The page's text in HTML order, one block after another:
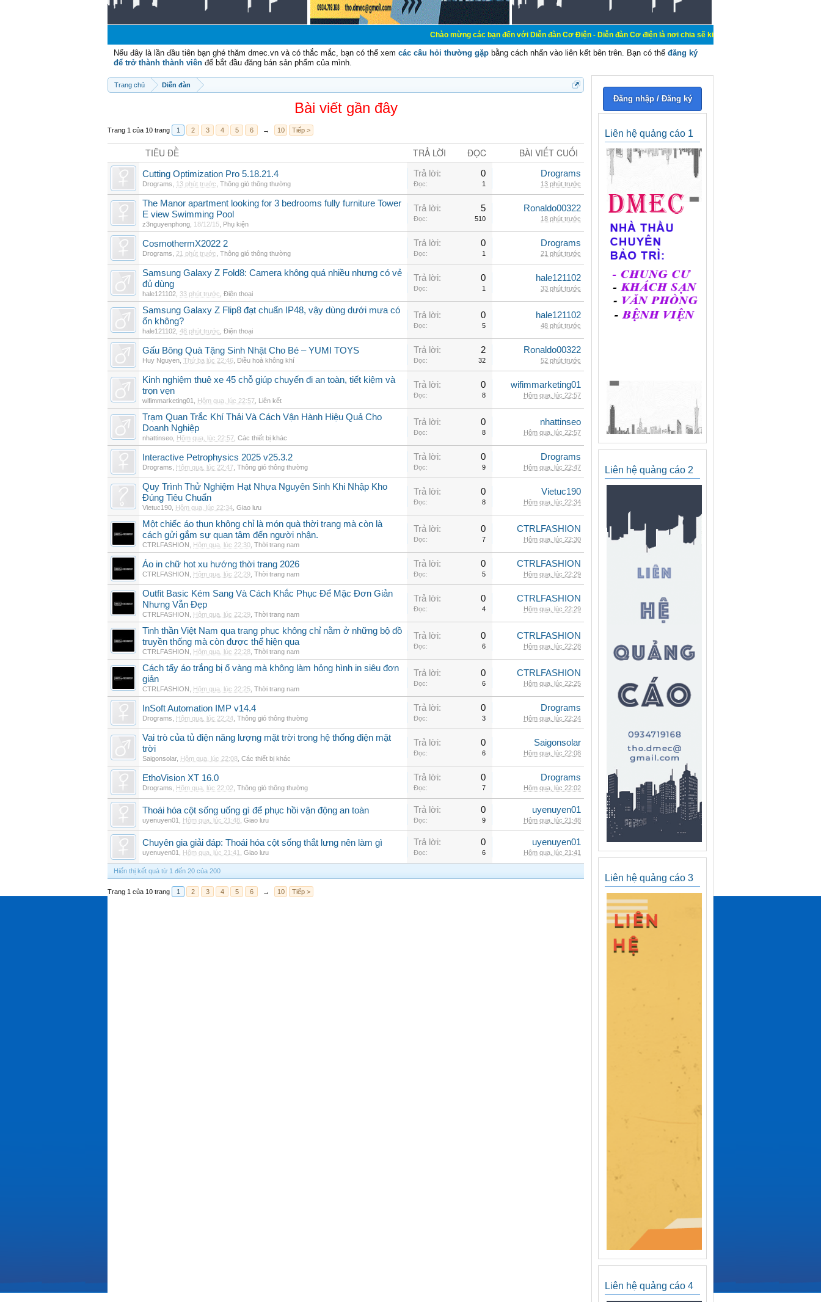
Chào mừng các bạn đến với Diễn đàn Cơ Điện - Diễn đàn Cơ điện là nơi chia sẽ kiến thức kinh nghiệm trong lãnh vực cơ
Nếu đây là lần đầu tiên bạn ghé thăm dmec.vn và có thắc mắc, bạn có thể xem các câu hỏi thường gặp bằng cách nhấn vào liên kết bên trên. Bạn có thể đăng ký
để trở thành thành viên để bắt đầu đăng bán sản phẩm của mình.
Trang chủ Diễn đàn
Bài viết gần đây
Trang 1 của 10 trang 1 2 3 4 5 6 → 10 Tiếp >
TIÊU ĐỀ TRẢ LỜI ĐỌC BÀI VIẾT CUỐI
Cutting Optimization Pro 5.18.21.4
Drograms 13 phút trước Thông gió thông thường
Trả lời: 0
Đọc: 1
Drograms
13 phút trước
The Manor apartment looking for 3 bedrooms fully furniture Tower
E view Swimming Pool
z3nguyenphong 18/12/15 Phụ kiện
Trả lời: 5
Đọc: 510
Ronaldo00322
18 phút trước
CosmothermX2022 2
Drograms 21 phút trước Thông gió thông thường
Trả lời: 0
Đọc: 1
Drograms
21 phút trước
Samsung Galaxy Z Fold8: Camera không quá nhiều nhưng có vẻ
đủ dùng
hale121102 33 phút trước Điện thoại
Trả lời: 0
Đọc: 1
hale121102
33 phút trước
Samsung Galaxy Z Flip8 đạt chuẩn IP48, vậy dùng dưới mưa có
ổn không?
hale121102 48 phút trước Điện thoại
Trả lời: 0
Đọc: 5
hale121102
48 phút trước
Gấu Bông Quà Tặng Sinh Nhật Cho Bé – YUMI TOYS
Huy Nguyen Thứ ba lúc 22:46 Điều hoà không khí
Trả lời: 2
Đọc: 32
Ronaldo00322
52 phút trước
Kinh nghiệm thuê xe 45 chỗ giúp chuyến đi an toàn, tiết kiệm và
trọn vẹn
wifimmarketing01 Hôm qua, lúc 22:57 Liên kết
Trả lời: 0
Đọc: 8
wifimmarketing01
Hôm qua, lúc 22:57
Trạm Quan Trắc Khí Thải Và Cách Vận Hành Hiệu Quả Cho
Doanh Nghiệp
nhattinseo Hôm qua, lúc 22:57 Các thiết bị khác
Trả lời: 0
Đọc: 8
nhattinseo
Hôm qua, lúc 22:57
Interactive Petrophysics 2025 v25.3.2
Drograms Hôm qua, lúc 22:47 Thông gió thông thường
Trả lời: 0
Đọc: 9
Drograms
Hôm qua, lúc 22:47
Quy Trình Thử Nghiệm Hạt Nhựa Nguyên Sinh Khi Nhập Kho
Đúng Tiêu Chuẩn
Vietuc190 Hôm qua, lúc 22:34 Giao lưu
Trả lời: 0
Đọc: 8
Vietuc190
Hôm qua, lúc 22:34
Một chiếc áo thun không chỉ là món quà thời trang mà còn là
cách gửi gắm sự quan tâm đến người nhận.
CTRLFASHION Hôm qua, lúc 22:30 Thời trang nam
Trả lời: 0
Đọc: 7
CTRLFASHION
Hôm qua, lúc 22:30
Áo in chữ hot xu hướng thời trang 2026
CTRLFASHION Hôm qua, lúc 22:29 Thời trang nam
Trả lời: 0
Đọc: 5
CTRLFASHION
Hôm qua, lúc 22:29
Outfit Basic Kém Sang Và Cách Khắc Phục Để Mặc Đơn Giản
Nhưng Vẫn Đẹp
CTRLFASHION Hôm qua, lúc 22:29 Thời trang nam
Trả lời: 0
Đọc: 4
CTRLFASHION
Hôm qua, lúc 22:29
Tinh thần Việt Nam qua trang phục không chỉ nằm ở những bộ đồ
truyền thống mà còn được thể hiện qua
CTRLFASHION Hôm qua, lúc 22:28 Thời trang nam
Trả lời: 0
Đọc: 6
CTRLFASHION
Hôm qua, lúc 22:28
Cách tẩy áo trắng bị ố vàng mà không làm hỏng hình in siêu đơn
giản
CTRLFASHION Hôm qua, lúc 22:25 Thời trang nam
Trả lời: 0
Đọc: 6
CTRLFASHION
Hôm qua, lúc 22:25
InSoft Automation IMP v14.4
Drograms Hôm qua, lúc 22:24 Thông gió thông thường
Trả lời: 0
Đọc: 3
Drograms
Hôm qua, lúc 22:24
Vai trò của tủ điện năng lượng mặt trời trong hệ thống điện mặt
trời
Saigonsolar, Hôm qua, lúc 22:08 Các thiết bị khác
Trả lời: 0
Đọc: 6
Saigonsolar
Hôm qua, lúc 22:08
EthoVision XT 16.0
Drograms Hôm qua, lúc 22:02 Thông gió thông thường
Trả lời: 0
Đọc: 7
Drograms
Hôm qua, lúc 22:02
Thoái hóa cột sống uống gì để phục hồi vận động an toàn
uyenuyen01 Hôm qua, lúc 21:48 Giao lưu
Trả lời: 0
Đọc: 9
uyenuyen01
Hôm qua, lúc 21:48
Chuyên gia giải đáp: Thoái hóa cột sống thắt lưng nên làm gì
uyenuyen01 Hôm qua, lúc 21:41 Giao lưu
Trả lời: 0
Đọc: 6
uyenuyen01
Hôm qua, lúc 21:41
Hiển thị kết quả từ 1 đến 20 của 200
Trang 1 của 10 trang 1 2 3 4 5 6 → 10 Tiếp >
Đăng nhập / Đăng ký
Liên hệ quảng cáo 1
Liên hệ quảng cáo 2
Liên hệ quảng cáo 3
Liên hệ quảng cáo 4